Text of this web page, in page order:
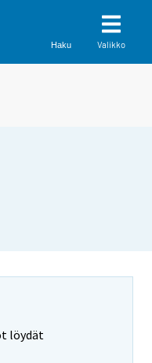
Haku Valikko
löydät